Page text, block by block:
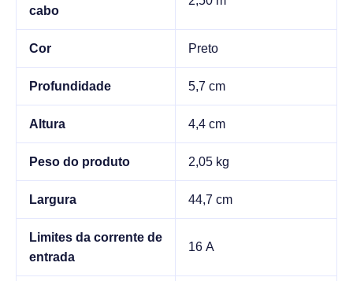
cabo
Cor Preto
Profundidade 5,7 cm
Altura 4,4 cm
Peso do produto 2,05 kg
Largura 44,7 cm
Limites da corrente de
entrada
16 A